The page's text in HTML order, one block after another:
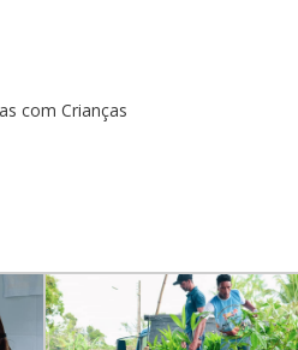
com Crianças